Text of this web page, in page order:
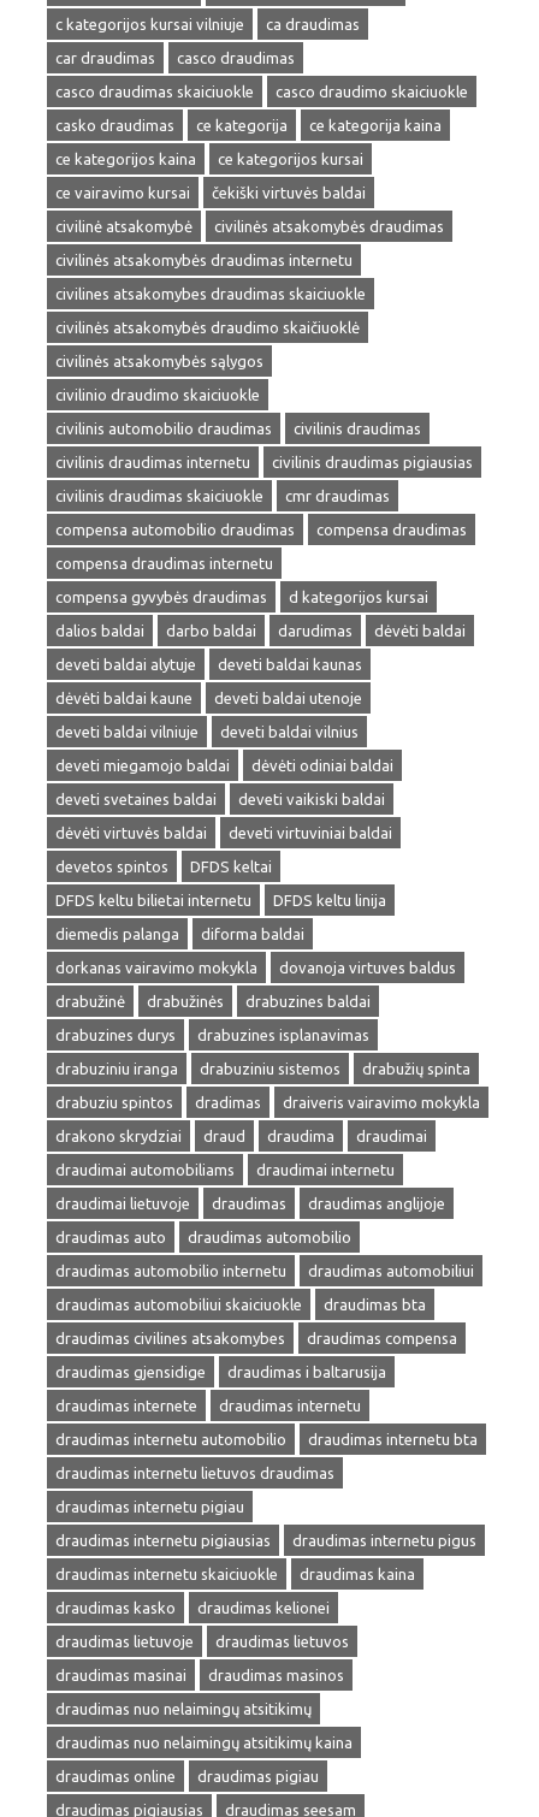
c kategorijos kursai vilniuje
ca draudimas
car draudimas
casco draudimas
casco draudimas skaiciuokle
casco draudimo skaiciuokle
casko draudimas
ce kategorija
ce kategorija kaina
ce kategorijos kaina
ce kategorijos kursai
ce vairavimo kursai
čekiški virtuvės baldai
civilinė atsakomybė
civilinės atsakomybės draudimas
civilinės atsakomybės draudimas internetu
civilines atsakomybes draudimas skaiciuokle
civilinės atsakomybės draudimo skaičiuoklė
civilinės atsakomybės sąlygos
civilinio draudimo skaiciuokle
civilinis automobilio draudimas
civilinis draudimas
civilinis draudimas internetu
civilinis draudimas pigiausias
civilinis draudimas skaiciuokle
cmr draudimas
compensa automobilio draudimas
compensa draudimas
compensa draudimas internetu
compensa gyvybės draudimas
d kategorijos kursai
dalios baldai
darbo baldai darudimas
dėvėti baldai
deveti baldai alytuje
deveti baldai kaunas
dėvėti baldai kaune
deveti baldai utenoje
deveti baldai vilniuje
deveti baldai vilnius
deveti miegamojo baldai
dėvėti odiniai baldai
deveti svetaines baldai
deveti vaikiski baldai
dėvėti virtuvės baldai
deveti virtuviniai baldai
devetos spintos
DFDS keltai
DFDS keltu bilietai internetu
DFDS keltu linija
diemedis palanga
diforma baldai
dorkanas vairavimo mokykla
dovanoja virtuves baldus
drabužinė
drabužinės
drabuzines baldai
drabuzines durys
drabuzines isplanavimas
drabuziniu iranga
drabuziniu sistemos
drabužių spinta
drabuziu spintos
dradimas
draiveris vairavimo mokykla
drakono skrydziai
draud draudima
draudimai
draudimai automobiliams
draudimai internetu
draudimai lietuvoje
draudimas
draudimas anglijoje
draudimas auto
draudimas automobilio
draudimas automobilio internetu
draudimas automobiliui
draudimas automobiliui skaiciuokle
draudimas bta
draudimas civilines atsakomybes
draudimas compensa
draudimas gjensidige
draudimas i baltarusija
draudimas internete
draudimas internetu
draudimas internetu automobilio
draudimas internetu bta
draudimas internetu lietuvos draudimas
draudimas internetu pigiau
draudimas internetu pigiausias
draudimas internetu pigus
draudimas internetu skaiciuokle
draudimas kaina
draudimas kasko
draudimas kelionei
draudimas lietuvoje
draudimas lietuvos
draudimas masinai
draudimas masinos
draudimas nuo nelaimingų atsitikimų
draudimas nuo nelaimingų atsitikimų kaina
draudimas online
draudimas pigiau
draudimas pigiausias
draudimas seesam